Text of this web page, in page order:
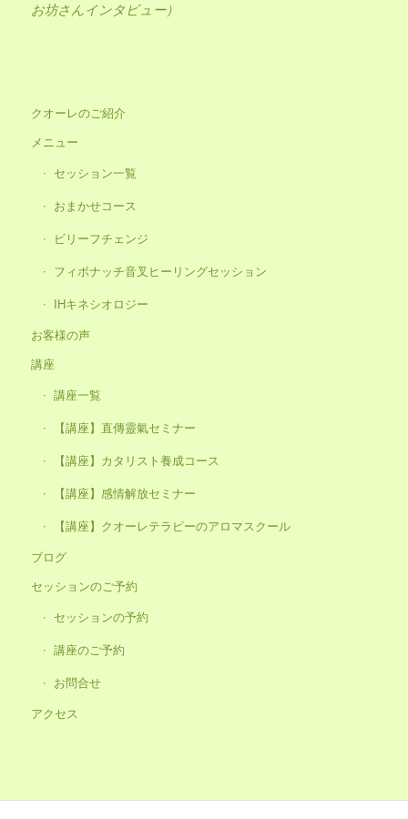
お坊さんインタビュー）
クオーレのご紹介
メニュー
セッション一覧
おまかせコース
ビリーフチェンジ
フィボナッチ音叉ヒーリングセッション
IHキネシオロジー
お客様の声
講座
講座一覧
【講座】直傳靈氣セミナー
【講座】カタリスト養成コース
【講座】感情解放セミナー
【講座】クオーレテラピーのアロマスクール
ブログ
セッションのご予約
セッションの予約
講座のご予約
お問合せ
アクセス